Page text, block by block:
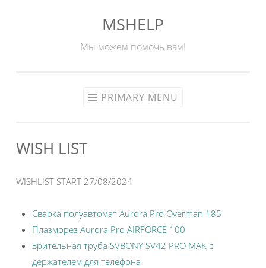
MSHELP
Мы можем помочь вам!
PRIMARY MENU
WISH LIST
WISHLIST START 27/08/2024
Сварка полуавтомат Aurora Pro Overman 185
Плазморез Aurora Pro AIRFORCE 100
Зрительная труба SVBONY SV42 PRO MAK с
держателем для телефона